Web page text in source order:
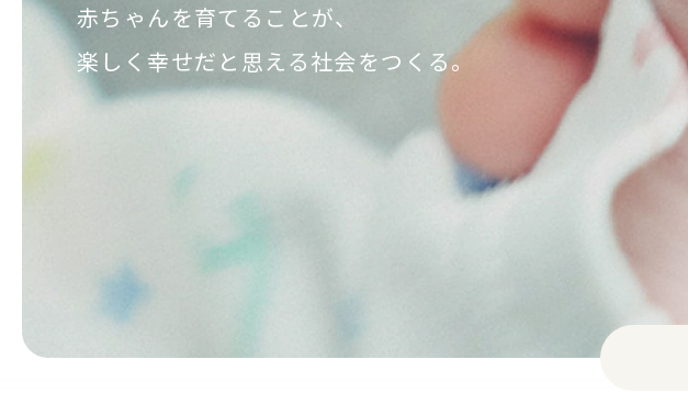
赤ちゃんを育てることが、
楽しく幸せだと思える社会をつくる。